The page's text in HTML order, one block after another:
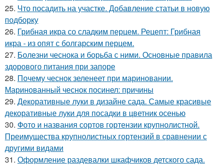
25. Что посадить на участке. Добавление статьи в новую
подборку
26. Грибная икра со сладким перцем. Рецепт: Грибная
икра - из опят с болгарским перцем.
27. Болезни чеснока и борьба с ними. Основные правила
здорового питания при запоре
28. Почему чеснок зеленеет при мариновании.
Маринованный чеснок посинел: причины
29. Декоративные луки в дизайне сада. Самые красивые
декоративные луки для посадки в цветник осенью
30. Фото и названия сортов гортензии крупнолистной.
Преимущества крупнолистных гортензий в сравнении с
другими видами
31. Оформление раздевалки шкафчиков детского сада.